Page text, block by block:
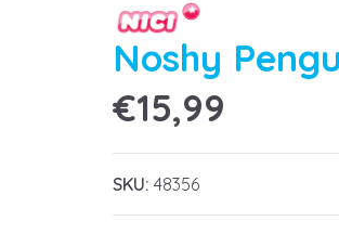
Noshy
€15,99
SKU: 48356